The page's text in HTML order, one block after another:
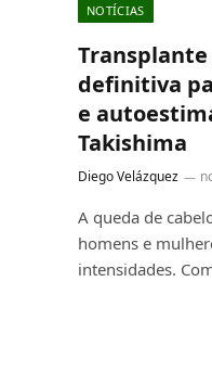
NOTÍCIAS
definitiva
e
Takishima
Diego Velázquez
A queda de
homens e
intensidades.